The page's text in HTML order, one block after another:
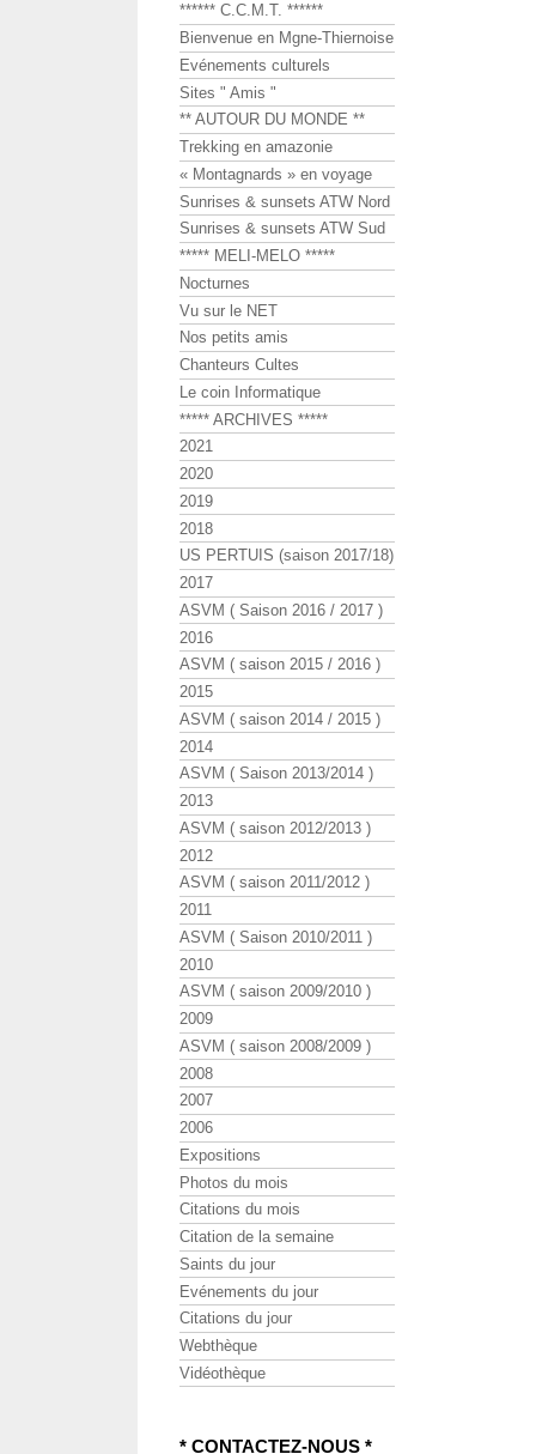
****** C.C.M.T. ******
Bienvenue en Mgne-Thiernoise
Evénements culturels
Sites " Amis "
** AUTOUR DU MONDE **
Trekking en amazonie
« Montagnards » en voyage
Sunrises & sunsets ATW Nord
Sunrises & sunsets ATW Sud
***** MELI-MELO *****
Nocturnes
Vu sur le NET
Nos petits amis
Chanteurs Cultes
Le coin Informatique
***** ARCHIVES *****
2021
2020
2019
2018
US PERTUIS (saison 2017/18)
2017
ASVM ( Saison 2016 / 2017 )
2016
ASVM ( saison 2015 / 2016 )
2015
ASVM ( saison 2014 / 2015 )
2014
ASVM ( Saison 2013/2014 )
2013
ASVM ( saison 2012/2013 )
2012
ASVM ( saison 2011/2012 )
2011
ASVM ( Saison 2010/2011 )
2010
ASVM ( saison 2009/2010 )
2009
ASVM ( saison 2008/2009 )
2008
2007
2006
Expositions
Photos du mois
Citations du mois
Citation de la semaine
Saints du jour
Evénements du jour
Citations du jour
Webthèque
Vidéothèque
* CONTACTEZ-NOUS *